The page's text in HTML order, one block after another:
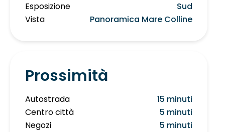
Esposizione
Sud
Vista
Panoramica Mare Colline
Prossimità
Autostrada
15 minuti
Centro città
5 minuti
Negozi
5 minuti